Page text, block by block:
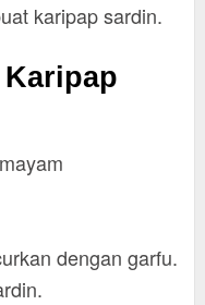
karipap sardin.
dengan garfu.